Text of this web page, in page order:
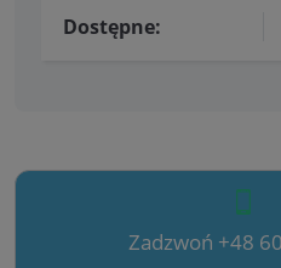
Dostępne:
Zadzwoń +48